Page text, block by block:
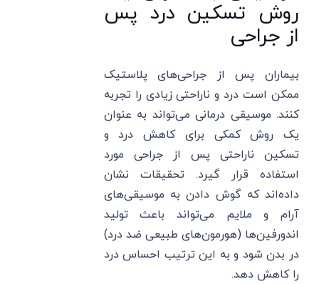
روش تسکین درد پس
از جراحی
بیماران پس از جراحی‌های پلاستیک
ممکن است درد و ناراحتی زیادی را تجربه
کنند. موسیقی درمانی می‌تواند به عنوان
یک روش کمکی برای کاهش درد و
تسکین ناراحتی پس از جراحی مورد
استفاده قرار گیرد. تحقیقات نشان
داده‌اند که گوش دادن به موسیقی‌های
آرام و ملایم می‌تواند باعث تولید
اندورفین‌ها (هورمون‌های طبیعی ضد درد)
در بدن شود و به این ترتیب احساس درد
را کاهش دهد.